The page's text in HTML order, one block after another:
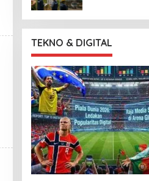
TEKNO & DIGITAL